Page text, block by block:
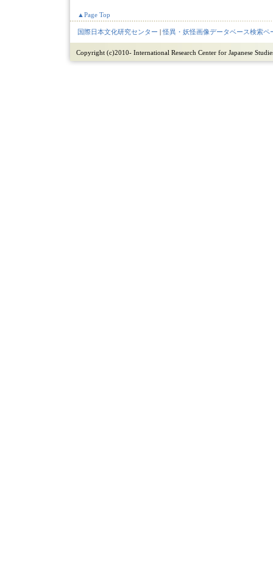
▲Page Top
国際日本文化研究センター |怪異・妖怪画像データベース検索ペ
Copyright (c)2010- International Research Center for Japanese